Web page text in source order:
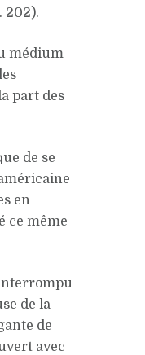
202).
médium
part des
de se
en
ce même
de la
de
avec